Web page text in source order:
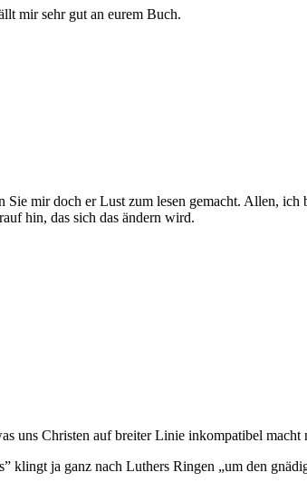
mir sehr gut an eurem Buch.
Sie mir doch er Lust zum lesen gemacht. Allen,
hin, das sich das ändern wird.
uns Christen auf breiter Linie inkompatibel
klingt ja ganz nach Luthers Ringen „um den